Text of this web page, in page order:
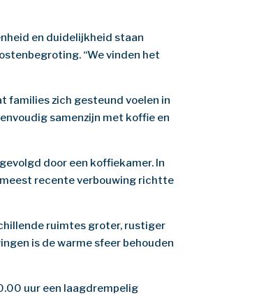
en duidelijkheid staan
“We vinden het
families zich gesteund voelen in
samenzijn met koffie en
door een koffiekamer. In
recente verbouwing richtte
ruimtes groter, rustiger
is de warme sfeer behouden
uur een laagdrempelig